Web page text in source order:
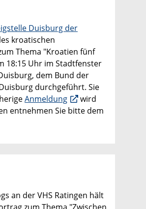
Duisburg der
kroatischen
Thema "Kroatien fünf
18:15 Uhr im Stadtfenster
dem Bund der
durchgeführt. Sie
Anmeldung
wird
entnehmen Sie bitte dem
an der VHS Ratingen hält